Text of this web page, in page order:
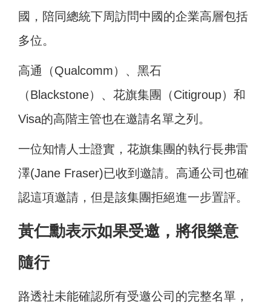
國，陪同總統下周訪問中國的企業高層包括
多位。
高通（Qualcomm）、黑石
（Blackstone）、花旗集團（Citigroup）和
Visa的高階主管也在邀請名單之列。
一位知情人士證實，花旗集團的執行長弗雷
澤(Jane Fraser)已收到邀請。高通公司也確
認這項邀請，但是該集團拒絕進一步置評。
黃仁勳表示如果受邀，將很樂意
隨行
路透社未能確認所有受邀公司的完整名單，